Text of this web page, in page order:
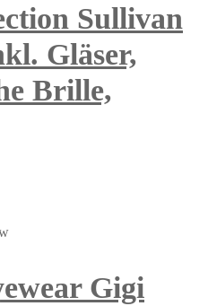
Sullivan
Gläser,
Brille,
Gigi